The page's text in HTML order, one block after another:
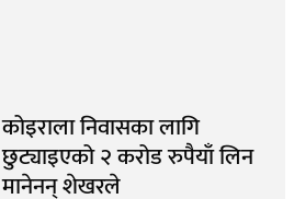
कोइराला निवासका लागि
छुट्याइएको २ करोड रुपैयाँ लिन
मानेनन् शेखरले